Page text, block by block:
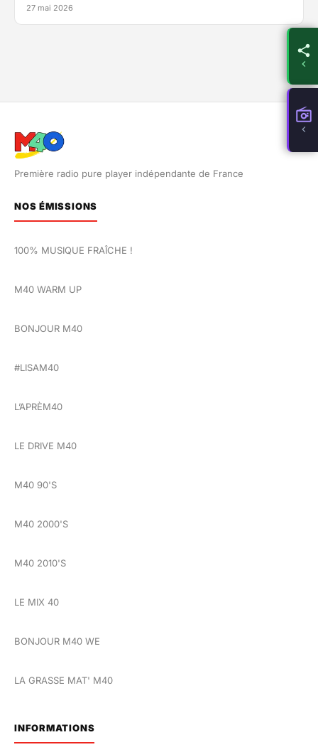
27 mai 2026
Première radio pure player indépendante de France
NOS ÉMISSIONS
100% MUSIQUE FRAÎCHE !
M40 WARM UP
BONJOUR M40
#LISAM40
L’APRÈM40
LE DRIVE M40
M40 90'S
M40 2000'S
M40 2010'S
LE MIX 40
BONJOUR M40 WE
LA GRASSE MAT' M40
INFORMATIONS